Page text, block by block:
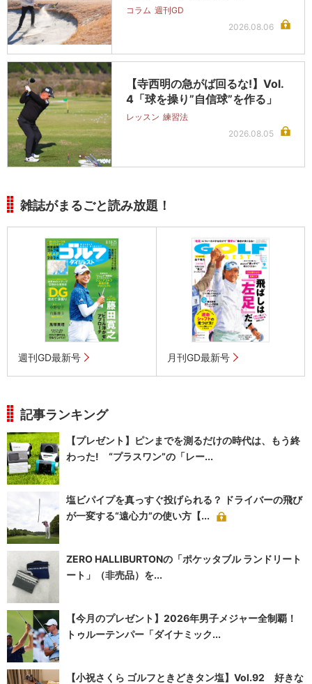
コラム 週刊GD
2026.08.06
【寺西明の急がば回るな!】Vol.
4「球を操り”自信球”を作る」
レッスン 練習法
2026.08.05
雑誌がまるごと読み放題！
週刊GD最新号 月刊GD最新号
記事ランキング
【プレゼント】ピンまでを測るだけの時代は、もう終
わった! “プラスワン”の「レー...
塩ビパイプを真っすぐ投げられる？ ドライバーの飛び
が一変する“遠心力”の使い方【...
ZERO HALLIBURTONの「ポケッタブル ランドリート
ート」（非売品）を...
【今月のプレゼント】2026年男子メジャー全制覇！
トゥルーテンパー「ダイナミック...
【小祝さくら ゴルフときどきタン塩】Vol.92 好きな